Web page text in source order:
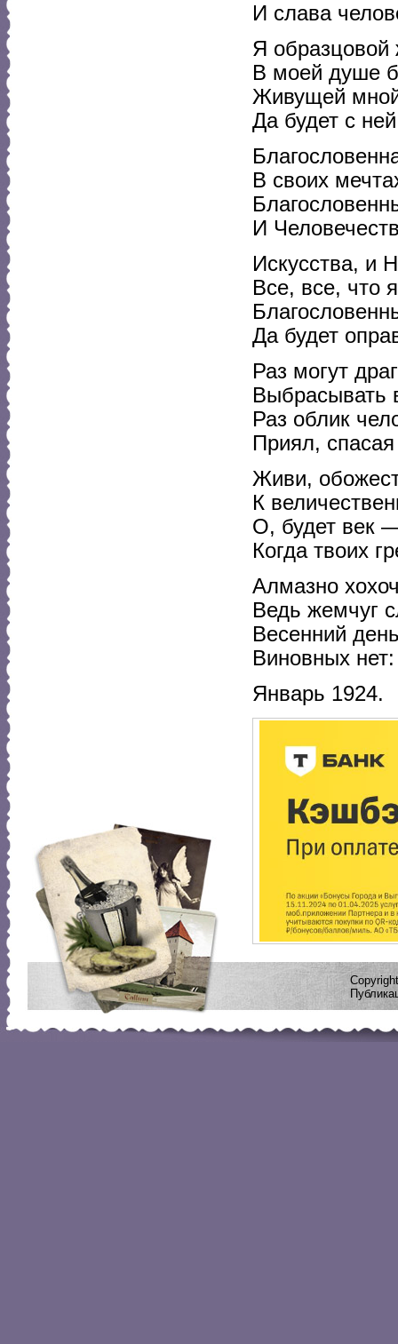
И слава
Я
В моей душе
Живущей
Да будет с
В своих
И
Искусства, и
Все, все, что
Да будет
Раз могут
Выбрасывать
Раз облик
Приял,
Живи,
К
О, будет век
Когда твоих
Алмазно
Ведь жемчуг
Весенний
Виновных
Январь 1924.